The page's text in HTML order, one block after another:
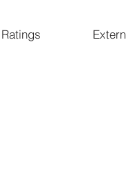
Ratings Extern